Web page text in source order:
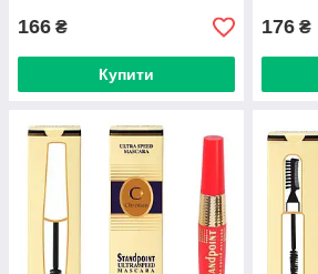
166 ₴
Купити
176 ₴